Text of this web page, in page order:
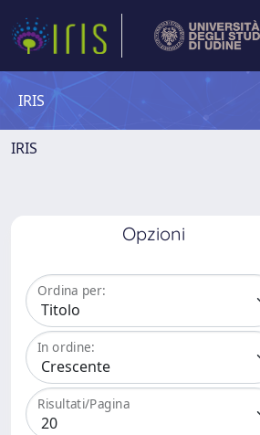
IRIS
IRIS
Opzioni
Ordina per:
In ordine:
Risultati/Pagina